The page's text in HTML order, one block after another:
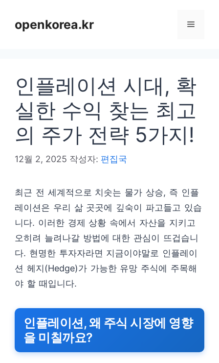
openkorea.kr 메
인플레이션 시대, 확
실한 수익 찾는 최고
의 주가 전략 5가지!
12월 2, 2025 작성자: 편집국
최근 전 세계적으로 치솟는 물가 상승, 즉 인플
레이션은 우리 삶 곳곳에 깊숙이 파고들고 있습
니다. 이러한 경제 상황 속에서 자산을 지키고
오히려 늘려나갈 방법에 대한 관심이 뜨겁습니
다. 현명한 투자자라면 지금이야말로 인플레이
션 헤지(Hedge)가 가능한 유망 주식에 주목해
야 할 때입니다.
인플레이션, 왜 주식 시장에 영향
을 미칠까요?